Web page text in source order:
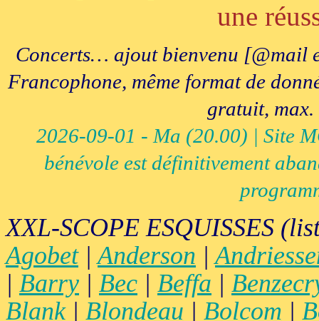
une
Concerts… ajout bienvenu [@mail
Francophone, même format de
gratuit,
2026-09-01 - Ma (20.00) | Site
bénévole est définitivement
XXL-SCOPE ESQUISSES
Agobet|Anderson |
| Barry | Bec | Beffa |
Blank| Blondeau | Bolcom |